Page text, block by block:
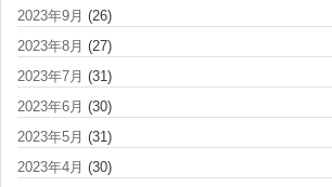
2023年9月 (26)
2023年8月 (27)
2023年7月 (31)
2023年6月 (30)
2023年5月 (31)
2023年4月 (30)